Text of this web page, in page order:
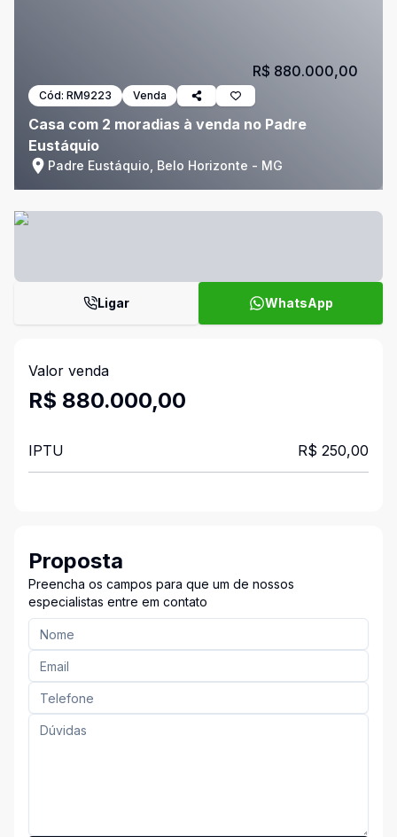
Cód: RM9223 Venda
Casa com 2 moradias à venda no Padre
Eustáquio
Padre Eustáquio, Belo Horizonte - MG
R$ 880.000,00
Ligar WhatsApp
Valor venda
R$ 880.000,00
IPTU R$ 250,00
Proposta
Preencha os campos para que um de nossos
especialistas entre em contato